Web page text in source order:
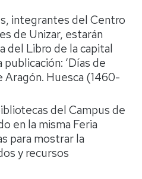
integrantes del Centro
de Unizar, estarán
del Libro de la capital
‘Días de
Aragón. Huesca (1460-
del Campus de
en la misma Feria
para mostrar la
y recursos